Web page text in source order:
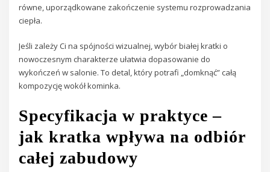
równe, uporządkowane zakończenie systemu rozprowadzania
ciepła.
Jeśli zależy Ci na spójności wizualnej, wybór białej kratki o
nowoczesnym charakterze ułatwia dopasowanie do
wykończeń w salonie. To detal, który potrafi „domknąć” całą
kompozycję wokół kominka.
Specyfikacja w praktyce –
jak kratka wpływa na odbiór
całej zabudowy